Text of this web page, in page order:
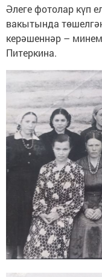
Әлеге фотолар күп
вакытында
керәшеннәр –
Питеркина.